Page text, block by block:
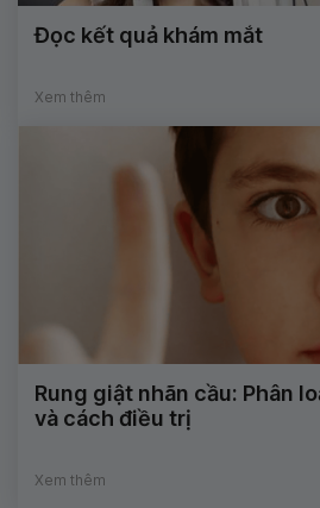
Đọc kết quả khám mắt
Xem thêm
Rung giật nhãn cầu: Phân
và cách điều trị
Xem thêm